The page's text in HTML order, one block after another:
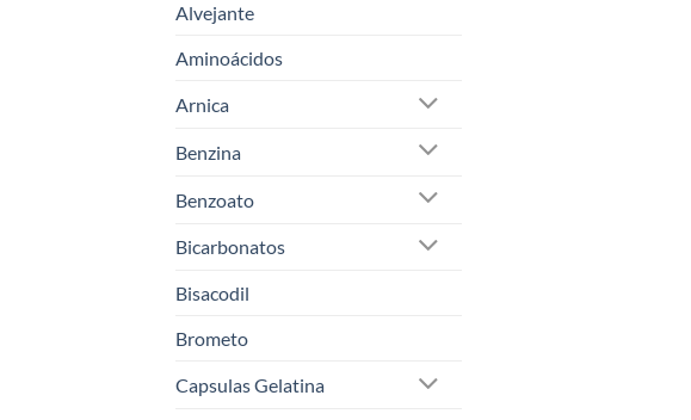
Alvejante
Aminoácidos
Arnica
Benzina
Benzoato
Bicarbonatos
Bisacodil
Brometo
Capsulas Gelatina